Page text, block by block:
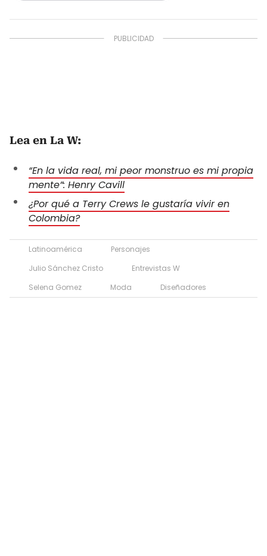
Lea en La W:
“En la vida real, mi peor monstruo es mi propia
mente”: Henry Cavill
¿Por qué a Terry Crews le gustaría vivir en
Colombia?
Latinoamérica
Personajes
Julio Sánchez Cristo
Entrevistas W
Selena Gomez
Moda Diseñadores